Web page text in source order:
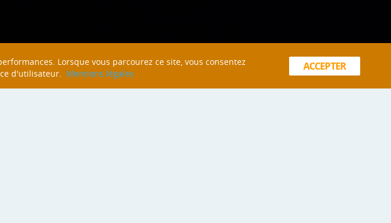
ACCEPTER
Lorsque vous parcourez ce site, vous consentez
d'utilisateur. Mentions légales